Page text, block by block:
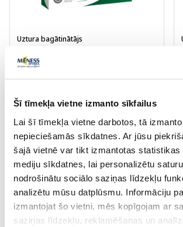
Šī tīmekļa vietne izmanto sīkfailus
Lai šī tīmekļa vietne darbotos, tā
nepieciešamās sīkdatnes. Ar jūsu
šajā vietnē var tikt izmantotas statistikas
mediju sīkdatnes, lai personalizētu
nodrošinātu sociālo saziņas līdzekļu
analizētu mūsu datplūsmu. Informāciju
izmantojat šo vietni, mēs kopīgojam ar
saziņas līdzekļu, reklamēšanas un
Uztura bagātinātājs
JONAX Faringonex Icelandic Moss
pastilas, 24 gab.
6.19 €
Pirkt
Page 1 of 10